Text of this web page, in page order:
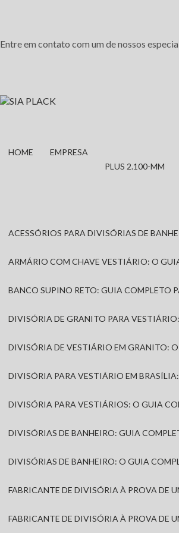
Entre em contato com um de nossos
HOME EMPRESA
PLUS 2.100-MM
ACESSÓRIOS PARA DIVISÓRIAS DE
ARMÁRIO COM CHAVE VESTIÁRIO: O
BANCO SUPINO RETO: GUIA COMPLETO
DIVISÓRIA DE GRANITO PARA
DIVISÓRIA DE VESTIÁRIO EM GRANITO:
DIVISÓRIA PARA VESTIÁRIO EM
DIVISÓRIA PARA VESTIÁRIOS: O GUIA
DIVISÓRIAS DE BANHEIRO: GUIA
DIVISÓRIAS DE BANHEIRO: O GUIA
FABRICANTE DE DIVISÓRIA À PROVA DE
FABRICANTE DE DIVISÓRIA À PROVA DE